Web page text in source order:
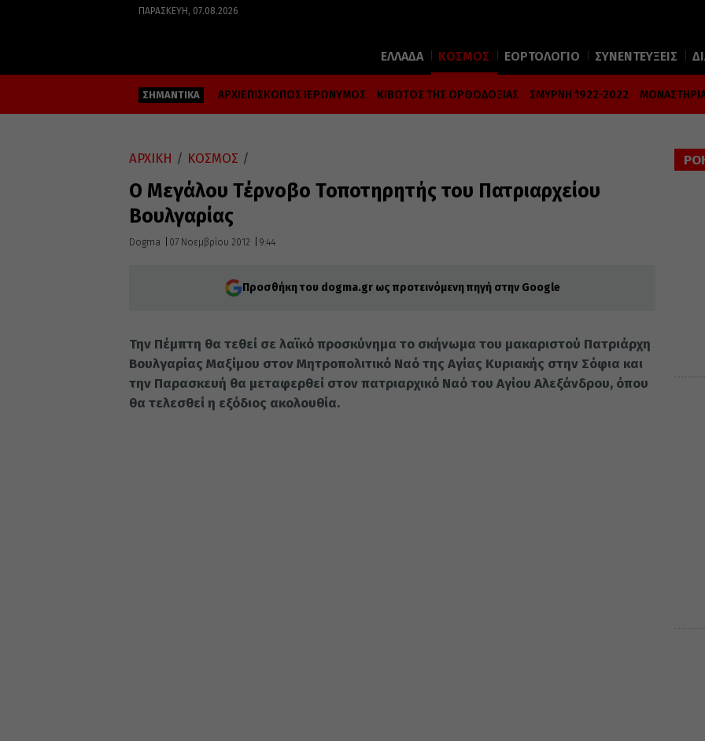
ΠΑΡΑΣΚΕΥΉ, 07.08.2026
ΕΛΛΑΔΑ ΚΟΣΜΟΣ ΕΟΡΤΟΛΟΓΙΟ ΣΥΝΕΝΤΕΥΞΕΙΣ
ΣΗΜΑΝΤΙΚΑ ΑΡΧΙΕΠΙΣΚΟΠΟΣ ΙΕΡΩΝΥΜΟΣ ΚΙΒΩΤΟΣ ΤΗΣ ΟΡΘΟΔΟΞΙΑΣ ΣΜΥΡΝΗ 1922-2022
ΑΡΧΙΚΗ / ΚΟΣΜΟΣ /
Ο Μεγάλου Τέρνοβο Τοποτηρητής του Πατριαρχείου
Βουλγαρίας
Dogma 07 Νοεμβρίου 2012 9:44
Προσθήκη του dogma.gr ως προτεινόμενη πηγή στην Google
Την Πέμπτη θα τεθεί σε λαϊκό προσκύνημα το σκήνωμα του μακαριστού Πατριάρχη
Βουλγαρίας Μαξίμου στον Μητροπολιτικό Ναό της Αγίας Κυριακής στην Σόφια και
την Παρασκευή θα μεταφερθεί στον πατριαρχικό Ναό του Αγίου Αλεξάνδρου, όπου
θα τελεσθεί η εξόδιος ακολουθία.